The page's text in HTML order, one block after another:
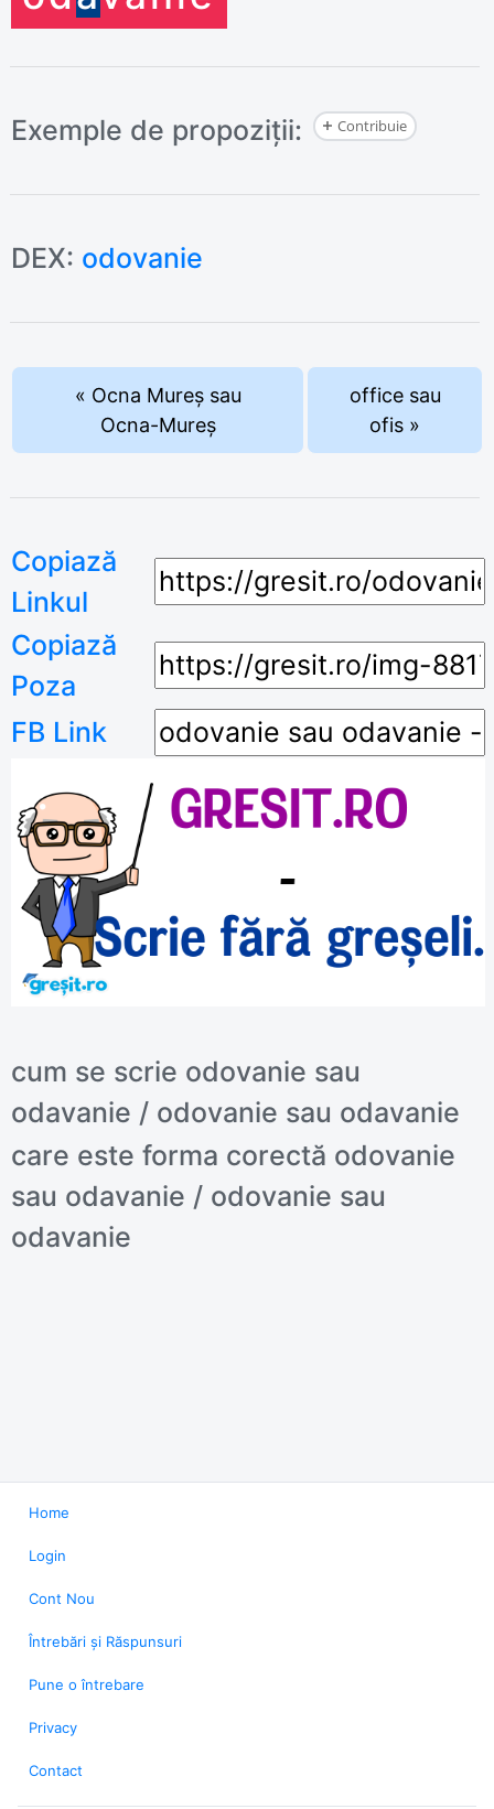
Exemple de propoziții: Contribuie
DEX: odovanie
« Ocna Mureș sau
Ocna-Mureș
office sau
ofis »
Copiază
Linkul
Copiază
Poza
FB Link
cum se scrie odovanie sau
odavanie / odovanie sau odavanie
care este forma corectă odovanie
sau odavanie / odovanie sau
odavanie
Home
Login
Cont Nou
Întrebări și Răspunsuri
Pune o întrebare
Privacy
Contact